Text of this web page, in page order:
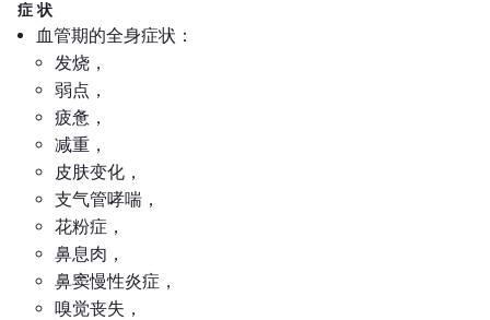
症状
血管期的全身症状：
发烧，
弱点，
疲惫，
减重，
皮肤变化，
支气管哮喘，
花粉症，
鼻息肉，
鼻窦慢性炎症，
嗅觉丧失，